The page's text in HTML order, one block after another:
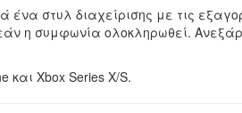
ένα στυλ διαχείρισης με τις
η συμφωνία ολοκληρωθεί.
και Xbox Series X/S.